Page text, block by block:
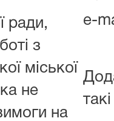
ради,
з
міської
не
на
e-